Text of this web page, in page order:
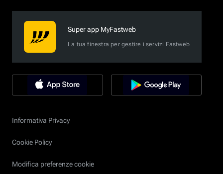
Super app MyFastweb
La tua finestra per gestire i servizi Fastweb
Informativa Privacy
Cookie Policy
Modifica preferenze cookie